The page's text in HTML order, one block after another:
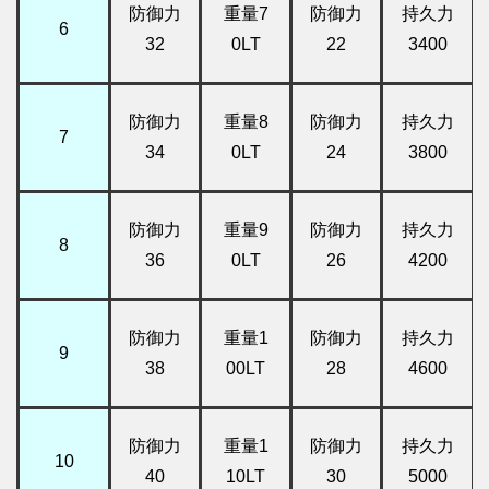
6
防御力
32
重量7
0LT
防御力
22
持久力
3400
7
防御力
34
重量8
0LT
防御力
24
持久力
3800
8
防御力
36
重量9
0LT
防御力
26
持久力
4200
9
防御力
38
重量1
00LT
防御力
28
持久力
4600
10
防御力
40
重量1
10LT
防御力
30
持久力
5000